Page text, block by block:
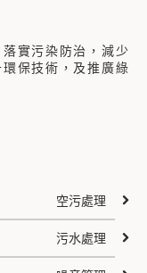
實污染防治，減少
保技術，及推廣綠
空污處理
污水處理